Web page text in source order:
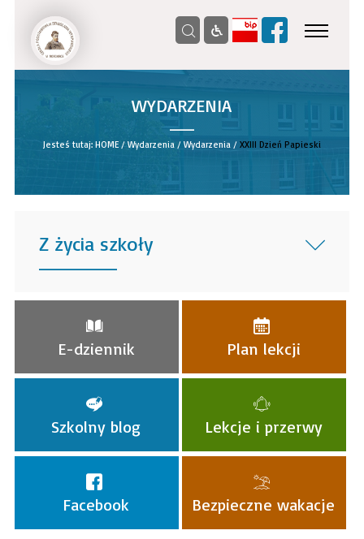
WYDARZENIA
__
Jesteś tutaj: HOME/Wydarzenia/ Wydarzenia/ XXIII Dzień Papieski
Z życia szkoły
______
E-dziennik Plan lekcji
Szkolny blog Lekcje i przerwy
Facebook Bezpieczne wakacje